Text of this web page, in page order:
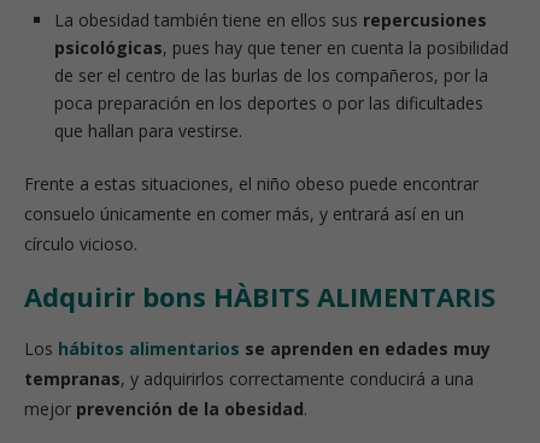
La obesidad también tiene en ellos sus repercusiones
psicológicas, pues hay que tener en cuenta la posibilidad
de ser el centro de las burlas de los compañeros, por la
poca preparación en los deportes o por las dificultades
que hallan para vestirse.
Frente a estas situaciones, el niño obeso puede encontrar
consuelo únicamente en comer más, y entrará así en un
círculo vicioso.
Adquirir bons HÀBITS ALIMENTARIS
Los hábitos alimentarios se aprenden en edades muy
tempranas, y adquirirlos correctamente conducirá a una
mejor prevención de la obesidad.